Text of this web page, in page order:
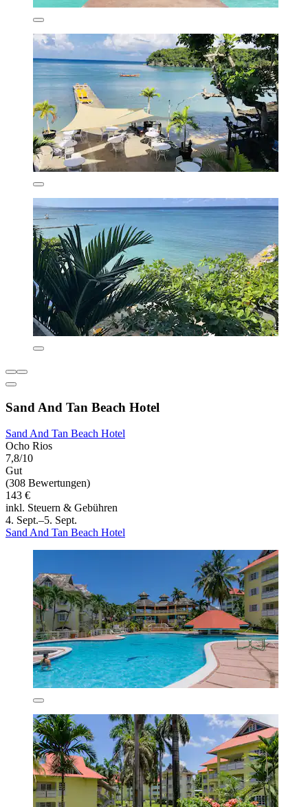
Sand And Tan Beach Hotel
Sand And Tan Beach Hotel
Ocho Rios
7,8/10
Gut
(308 Bewertungen)
143 €
inkl. Steuern & Gebühren
4. Sept.–5. Sept.
Sand And Tan Beach Hotel